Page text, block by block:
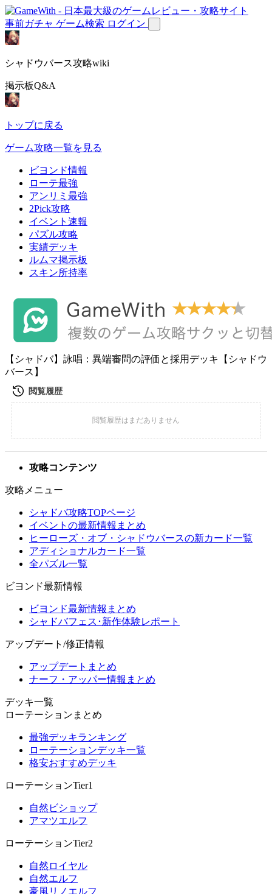
事前ガチャ ゲーム検索 ログイン
シャドウバース攻略wiki
掲示板Q&A
トップに戻る
ゲーム攻略一覧を見る
ビヨンド情報
ローテ最強
アンリミ最強
2Pick攻略
イベント速報
パズル攻略
実績デッキ
ルムマ掲示板
スキン所持率
【シャドバ】詠唱：異端審問の評価と採用デッキ【シャドウ
バース】
攻略コンテンツ
攻略メニュー
シャドバ攻略TOPページ
イベントの最新情報まとめ
ヒーローズ・オブ・シャドウバースの新カード一覧
アディショナルカード一覧
全パズル一覧
ビヨンド最新情報
ビヨンド最新情報まとめ
シャドバフェス･新作体験レポート
アップデート/修正情報
アップデートまとめ
ナーフ・アッパー情報まとめ
デッキ一覧
ローテーションまとめ
最強デッキランキング
ローテーションデッキ一覧
格安おすすめデッキ
ローテーションTier1
自然ビショップ
アマツエルフ
ローテーションTier2
自然ロイヤル
自然エルフ
豪風リノエルフ